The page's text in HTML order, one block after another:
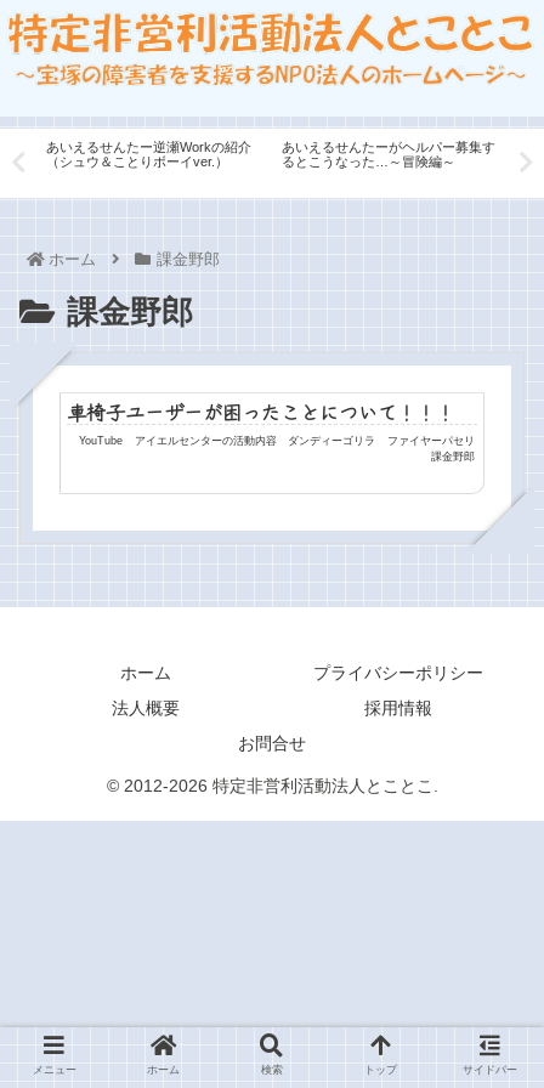
あいえるせんたー逆瀬Workの紹介
（シュウ＆ことりボーイver.）
あいえるせんたーがヘルパー募集す
るとこうなった…～冒険編～
独
こ
ホーム 課金野郎
課金野郎
車椅子ユーザーが困ったことについて！！！
YouTube アイエルセンターの活動内容 ダンディーゴリラ
ファイヤーパセリ
課金野郎
ホーム
プライバシーポリシー
法人概要
採用情報
お問合せ
© 2012-2026 特定非営利活動法人とことこ.
メニュー ホーム 検索 トップ サイドバー